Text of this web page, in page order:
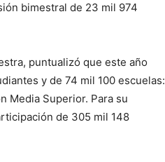
bimestral de 23 mil 974
puntualizó que este año
y de 74 mil 100 escuelas:
Media Superior. Para su
de 305 mil 148